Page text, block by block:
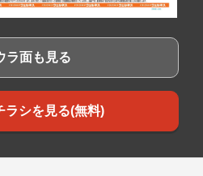
ラ面も見る
ラシを見る(無料)